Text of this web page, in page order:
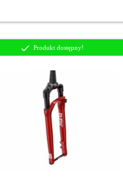
Produkt dostępny!